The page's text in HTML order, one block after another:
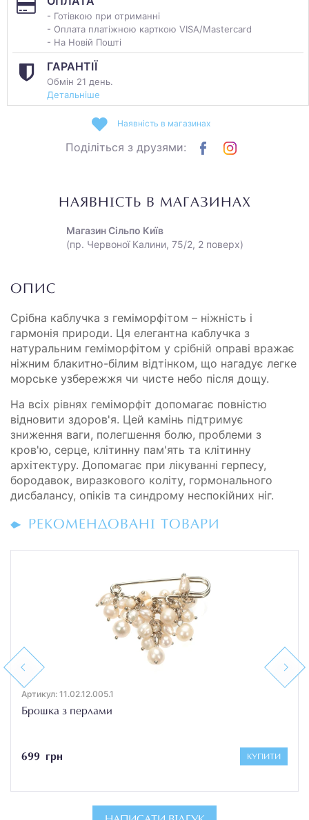
- Готівкою при отриманні
- Оплата платіжною карткою VISA/Mastercard
- На Новій Пошті
ГАРАНТІЇ
Обмін 21 день.
Детальніше
Наявність в магазинах
Поділіться з друзями:
НАЯВНІСТЬ В МАГАЗИНАХ
Магазин Сільпо Київ
(пр. Червоної Калини, 75/2, 2 поверх)
ОПИС
Срібна каблучка з геміморфітом – ніжність і
гармонія природи. Ця елегантна каблучка з
натуральним геміморфітом у срібній оправі вражає
ніжним блакитно-білим відтінком, що нагадує легке
морське узбережжя чи чисте небо після дощу.
На всіх рівнях геміморфіт допомагає повністю
відновити здоров'я. Цей камінь підтримує
зниження ваги, полегшення болю, проблеми з
кров'ю, серце, клітинну пам'ять та клітинну
архітектуру. Допомагає при лікуванні герпесу,
бородавок, виразкового коліту, гормонального
дисбалансу, опіків та синдрому неспокійних ніг.
РЕКОМЕНДОВАНІ ТОВАРИ
Previous
Артикул: 11.02.12.005.1
Брошка з перлами
699 грн КУПИТИ
Next